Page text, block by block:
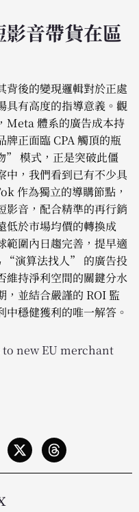
音帶貨在區
背後的變現邏輯對於正處
具有高度的指導意義。觀
Meta 體系的廣告成本持
牌正面臨 CPA 觸頂的瓶
模式，正是突破此僵
中，我們看到已有不少具
作為獨立的導購節點，
影音，配合精準的再行銷
低於市場均價的轉換成
範圍內日趨完善，提早適
“演算法找人” 的廣告投
維持淨利空間的關鍵分水
，並結合嚴謹的 ROI 監
穩健獲利的唯一解答。
new EU merchant